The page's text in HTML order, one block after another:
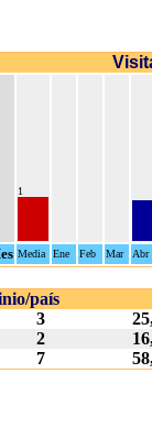
1
Media Ene Feb Mar Abr
país
3
2
7